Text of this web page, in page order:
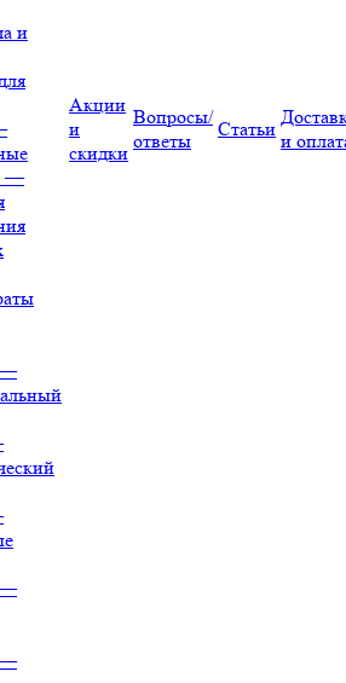
и
—
Акции
и
скидки
Вопросы/
ответы
Статьи
и